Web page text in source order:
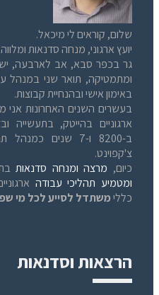
שלום, קוראים לי מיכאל.
יועץ ארגוני, מנחה סדנאות
גר בכפר סבא, אב לארבעה,
ומתמטיקה, תואר שני במנהל
באימון אישי ובהנחיית קבוצות.
בעשרים השנים האחרונות אני
ב-8200 ו-7 שנים
צ'קפוינט.
כיום, מרצה ומנחה סדנאות
ומטמיע תהליכי עבודה
כללימשתדל לסייע לכל מי
הרצאות וסדנאות